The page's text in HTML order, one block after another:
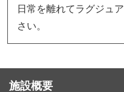
日常を離れてラグジュ
さい。
施設概要